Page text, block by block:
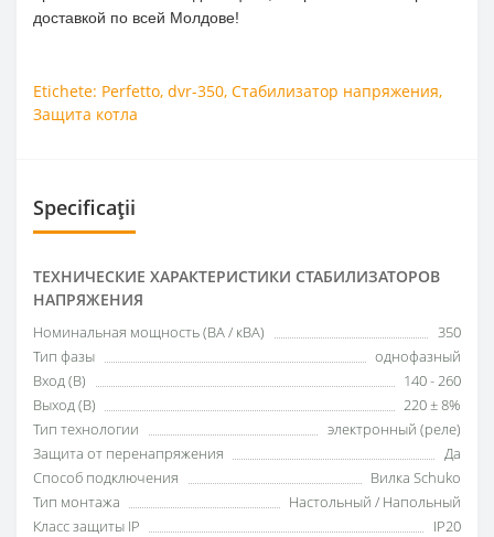
доставкой по всей Молдове!
Etichete: Perfetto, dvr-350, Стабилизатор напряжения,
Защита котла
Specificații
ТЕХНИЧЕСКИЕ ХАРАКТЕРИСТИКИ СТАБИЛИЗАТОРОВ
НАПРЯЖЕНИЯ
Номинальная мощность (ВА / кВА)
350
Тип фазы
однофазный
Вход (В)
140 - 260
Выход (В)
220 ± 8%
Тип технологии
электронный (реле)
Защита от перенапряжения
Да
Способ подключения
Вилка Schuko
Тип монтажа
Настольный / Напольный
Класс защиты IP
IP20